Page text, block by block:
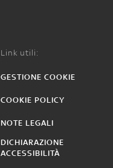
Link utili:
GESTIONE COOKIE
COOKIE POLICY
NOTE LEGALI
DICHIARAZIONE
ACCESSIBILITÀ